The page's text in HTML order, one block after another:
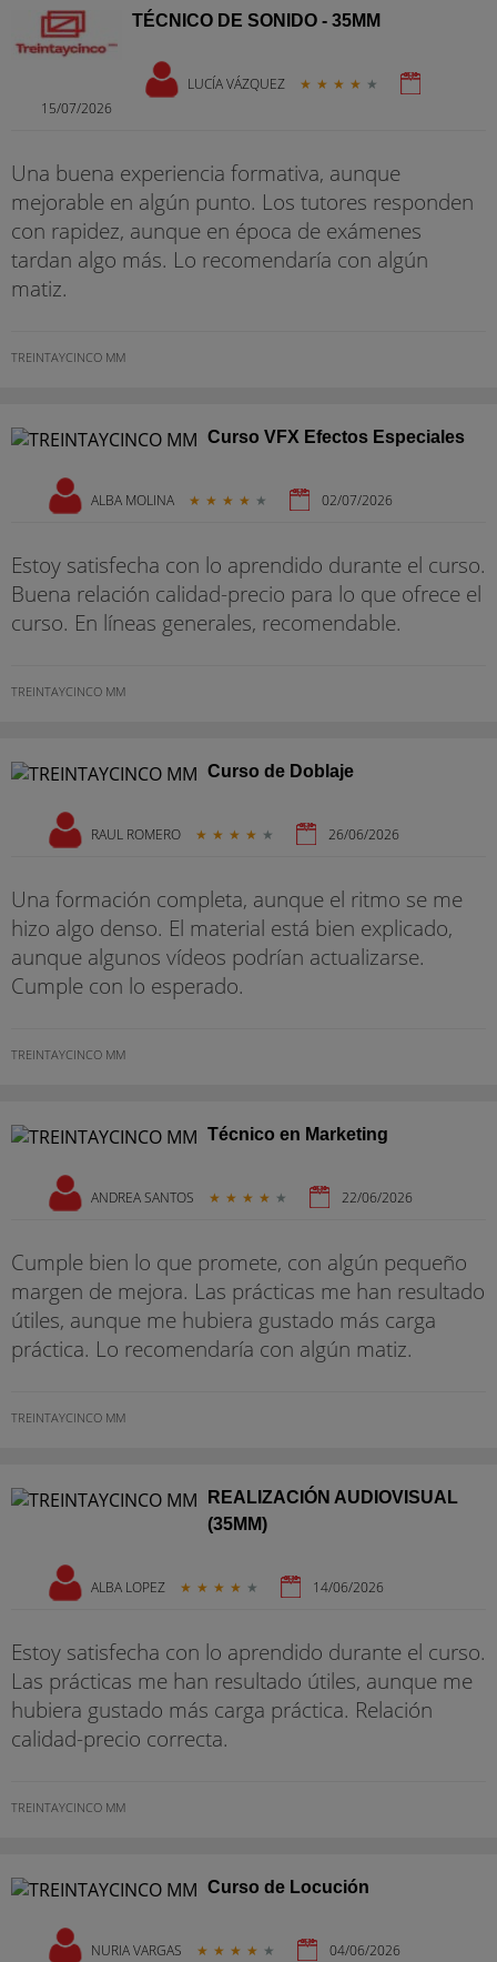
TÉCNICO DE SONIDO - 35MM
LUCÍA VÁZQUEZ ★ ★ ★ ★ ★
15/07/2026
Una buena experiencia formativa, aunque
mejorable en algún punto. Los tutores responden
con rapidez, aunque en época de exámenes
tardan algo más. Lo recomendaría con algún
matiz.
TREINTAYCINCO MM
Curso VFX Efectos Especiales
ALBA MOLINA ★ ★ ★ ★ ★ 02/07/2026
Estoy satisfecha con lo aprendido durante el curso.
Buena relación calidad-precio para lo que ofrece el
curso. En líneas generales, recomendable.
TREINTAYCINCO MM
Curso de Doblaje
RAUL ROMERO ★ ★ ★ ★ ★ 26/06/2026
Una formación completa, aunque el ritmo se me
hizo algo denso. El material está bien explicado,
aunque algunos vídeos podrían actualizarse.
Cumple con lo esperado.
TREINTAYCINCO MM
Técnico en Marketing
ANDREA SANTOS ★ ★ ★ ★ ★ 22/06/2026
Cumple bien lo que promete, con algún pequeño
margen de mejora. Las prácticas me han resultado
útiles, aunque me hubiera gustado más carga
práctica. Lo recomendaría con algún matiz.
TREINTAYCINCO MM
REALIZACIÓN AUDIOVISUAL
(35MM)
ALBA LOPEZ ★ ★ ★ ★ ★ 14/06/2026
Estoy satisfecha con lo aprendido durante el curso.
Las prácticas me han resultado útiles, aunque me
hubiera gustado más carga práctica. Relación
calidad-precio correcta.
TREINTAYCINCO MM
Curso de Locución
NURIA VARGAS ★ ★ ★ ★ ★ 04/06/2026